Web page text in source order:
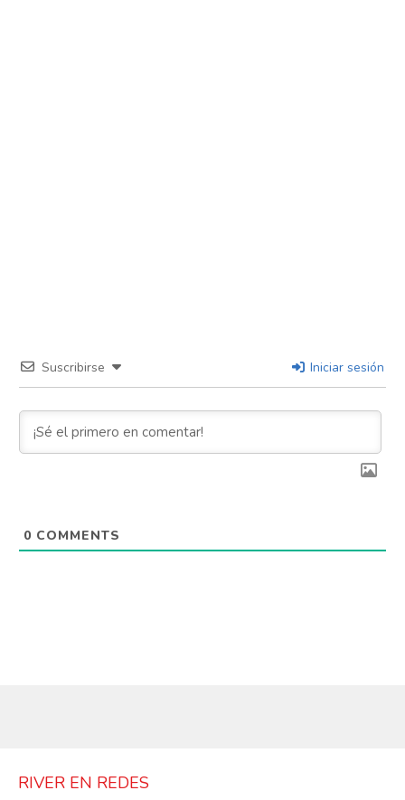
Suscribirse Iniciar sesión
0 COMMENTS
RIVER EN REDES